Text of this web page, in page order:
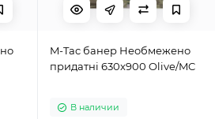
M-Tac банер Необмежено
придатні 630x900 Olive/MC
В наличии